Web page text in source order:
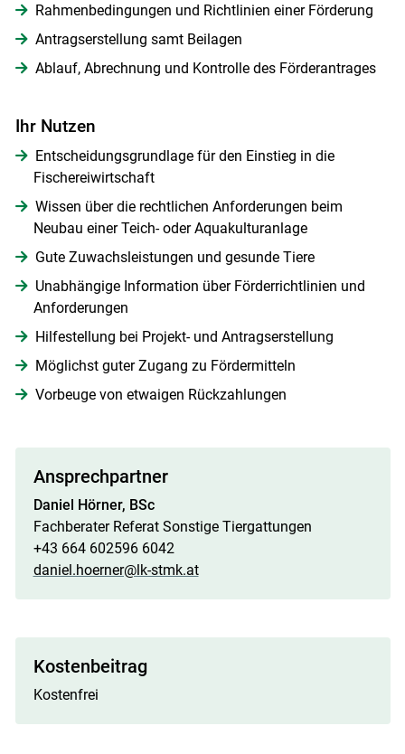
Rahmenbedingungen und Richtlinien einer Förderung
Antragserstellung samt Beilagen
Ablauf, Abrechnung und Kontrolle des Förderantrages
Ihr Nutzen
Entscheidungsgrundlage für den Einstieg in die
Fischereiwirtschaft
Wissen über die rechtlichen Anforderungen beim
Neubau einer Teich- oder Aquakulturanlage
Gute Zuwachsleistungen und gesunde Tiere
Unabhängige Information über Förderrichtlinien und
Anforderungen
Hilfestellung bei Projekt- und Antragserstellung
Möglichst guter Zugang zu Fördermitteln
Vorbeuge von etwaigen Rückzahlungen
Ansprechpartner
Daniel Hörner, BSc
Fachberater Referat Sonstige Tiergattungen
+43 664 602596 6042
daniel.hoerner@lk-stmk.at
Kostenbeitrag
Kostenfrei